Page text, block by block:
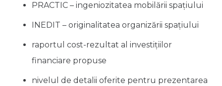
PRACTIC – ingeniozitatea mobilării spațiului
INEDIT – originalitatea organizării spațiului
raportul cost-rezultat al investițiilor
financiare propuse
nivelul de detalii oferite pentru prezentarea